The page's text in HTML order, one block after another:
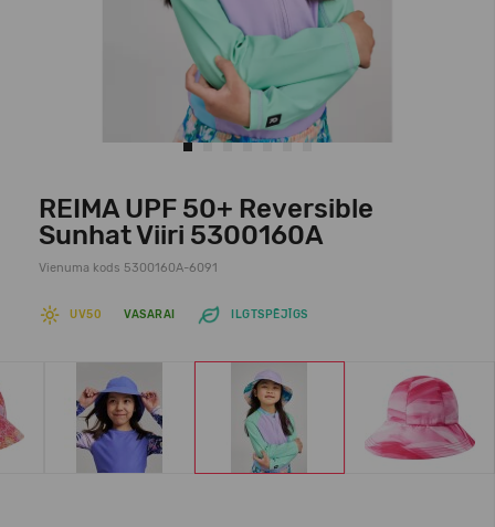
REIMA UPF 50+ Reversible
Sunhat Viiri 5300160A
Vienuma kods 5300160A-6091
UV50 VASARAI ILGTSPĒJĪGS